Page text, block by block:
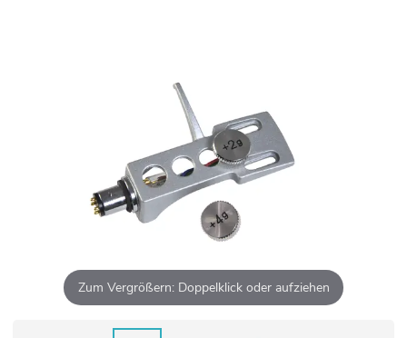
Zum Vergrößern: Doppelklick oder aufziehen